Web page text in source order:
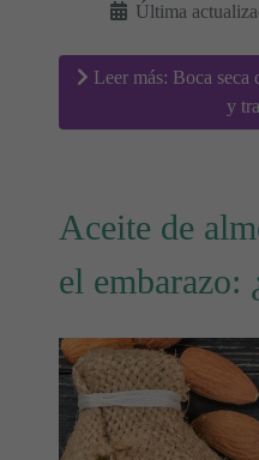
Última
Leer más: Boca seca
y
Aceite de
el embarazo: